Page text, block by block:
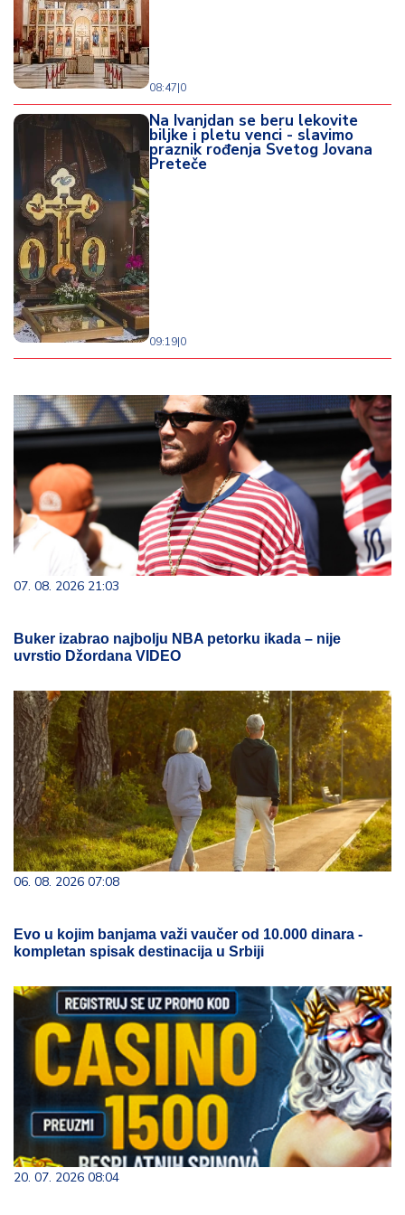
08:47|0
Na Ivanjdan se beru lekovite
biljke i pletu venci - slavimo
praznik rođenja Svetog Jovana
Preteče
09:19|0
07. 08. 2026 21:03
Buker izabrao najbolju NBA petorku ikada – nije
uvrstio Džordana VIDEO
06. 08. 2026 07:08
Evo u kojim banjama važi vaučer od 10.000 dinara -
kompletan spisak destinacija u Srbiji
20. 07. 2026 08:04